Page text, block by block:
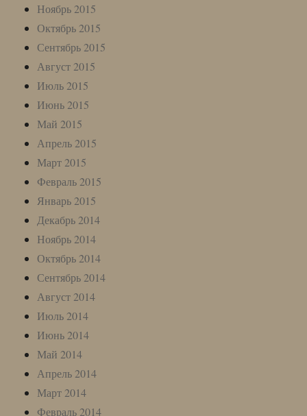
Ноябрь 2015
Октябрь 2015
Сентябрь 2015
Август 2015
Июль 2015
Июнь 2015
Май 2015
Апрель 2015
Март 2015
Февраль 2015
Январь 2015
Декабрь 2014
Ноябрь 2014
Октябрь 2014
Сентябрь 2014
Август 2014
Июль 2014
Июнь 2014
Май 2014
Апрель 2014
Март 2014
Февраль 2014